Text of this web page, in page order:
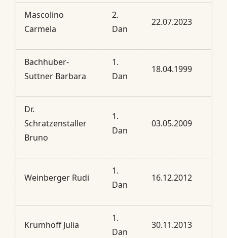
Mascolino
Carmela
2.
Dan
22.07.2023
Bachhuber-
Suttner Barbara
1.
Dan
18.04.1999
Dr.
Schratzenstaller
Bruno
1.
Dan
03.05.2009
Weinberger Rudi
1.
Dan
16.12.2012
Krumhoff Julia
1.
Dan
30.11.2013